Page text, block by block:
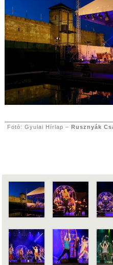
Fotó: Gyulai Hírlap – Rusznyák